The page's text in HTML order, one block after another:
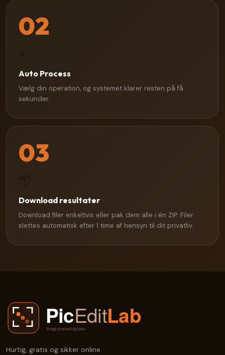
02
Auto Process
Vælg din operation, og systemet klarer resten på få
sekunder.
03
Download resultater
Download filer enkeltvis eller pak dem alle i én ZIP. Filer
slettes automatisk efter 1 time af hensyn til dit privatliv.
Hurtig, gratis og sikker online